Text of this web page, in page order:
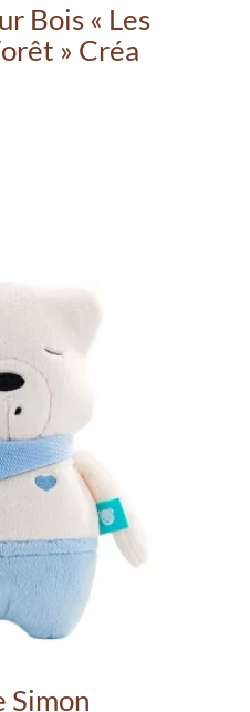
Bois « Les
» Créa
Simon